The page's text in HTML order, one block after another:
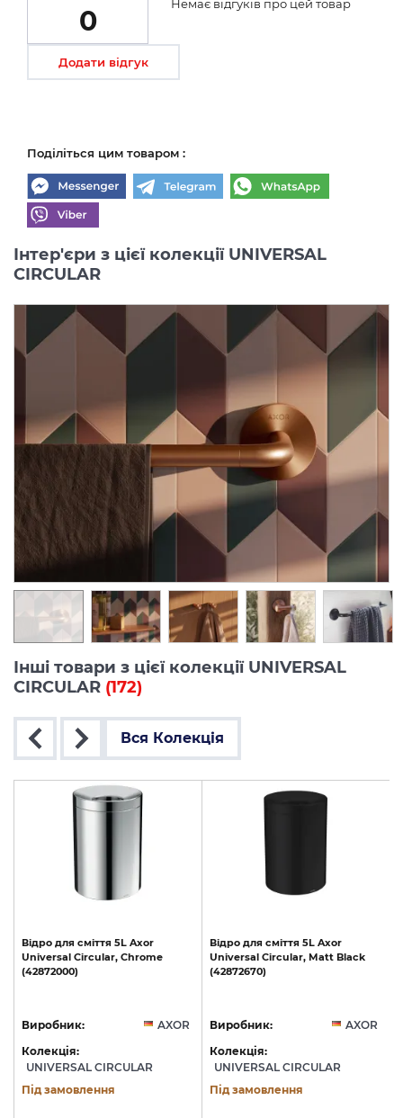
0
Немає відгуків про цей товар
Додати відгук
Поділіться цим товаром :
Інтер'єри з цієї колекції UNIVERSAL
CIRCULAR
Інші товари з цієї колекції UNIVERSAL
CIRCULAR (172)
Вся Колекція
Відро для сміття 5L Axor
Universal Circular, Chrome
(42872000)
Виробник:
AXOR
Колекція:
UNIVERSAL CIRCULAR
Під замовлення
Відро для сміття 5L Axor
Universal Circular, Matt Black
(42872670)
Виробник:
AXOR
Колекція:
UNIVERSAL CIRCULAR
Під замовлення